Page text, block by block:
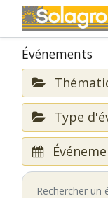
Événements
Type